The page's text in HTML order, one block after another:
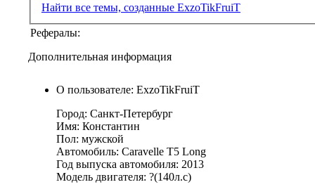
Найти все темы, созданные ExzoTikFruiT
Рефералы:
Дополнительная информация
О пользователе: ExzoTikFruiT
Город: Санкт-Петербург
Имя: Константин
Пол: мужской
Автомобиль: Caravelle T5 Long
Год выпуска автомобиля: 2013
Модель двигателя: ?(140л.с)